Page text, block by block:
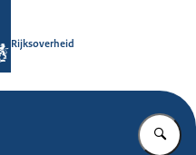
Rijksoverheid